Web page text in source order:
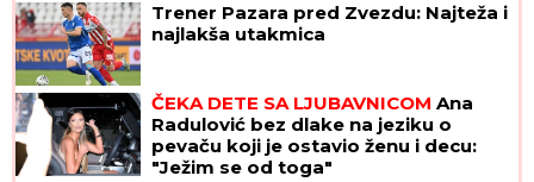
Trener Pazara pred Zvezdu: Najteža i
najlakša utakmica
ČEKA DETE SA LJUBAVNICOM Ana
Radulović bez dlake na jeziku o
pevaču koji je ostavio ženu i decu:
"Ježim se od toga"